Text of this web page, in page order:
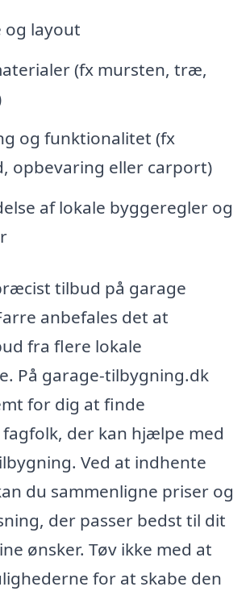
og layout
(fx mursten, træ,
og funktionalitet (fx
opbevaring eller carport)
af lokale byggeregler og
tilbud på garage
anbefales det at
fra flere lokale
På garage-tilbygning.dk
for dig at finde
der kan hjælpe med
Ved at indhente
du sammenligne priser og
der passer bedst til dit
ønsker. Tøv ikke med at
for at skabe den